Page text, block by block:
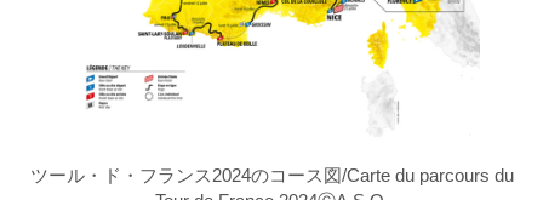
ツール・ド・フランス2024のコース図/Carte du parcours du